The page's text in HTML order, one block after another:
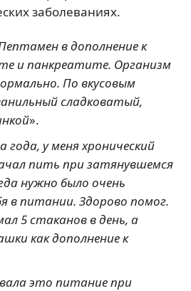
заболеваниях.
в дополнение к
и панкреатите. Организм
По вкусовым
сладковатый,
».
года, у меня хронический
пить при затянувшемся
нужно было очень
в питании. Здорово помог.
5 стаканов в день, а
как дополнение к
это питание при